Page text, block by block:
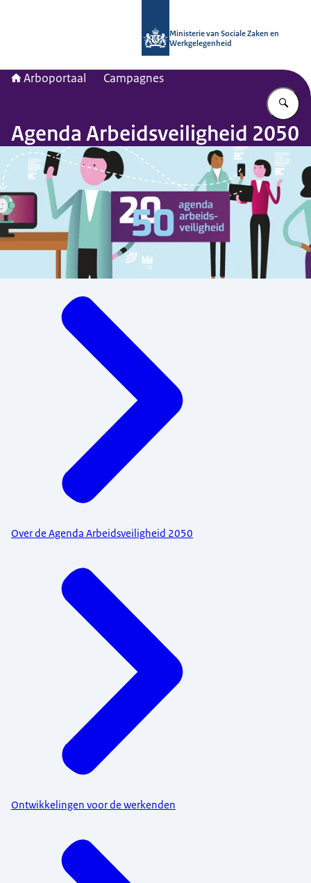
Ministerie van Sociale Zaken en
Werkgelegenheid
Arboportaal Campagnes
Agenda Arbeidsveiligheid 2050
Over de Agenda Arbeidsveiligheid 2050
Ontwikkelingen voor de werkenden